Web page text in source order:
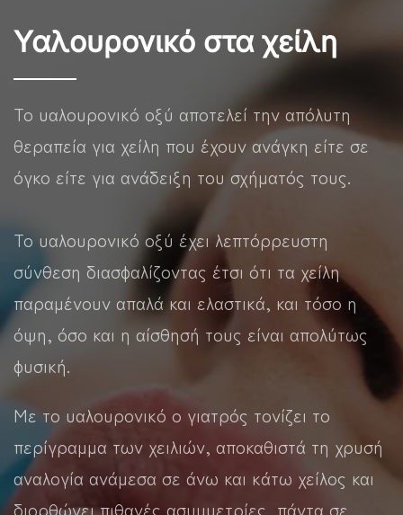
Υαλουρονικό στα χείλη
Το υαλουρονικό οξύ αποτελεί την απόλυτη
θεραπεία για χείλη που έχουν ανάγκη είτε σε
όγκο είτε για ανάδειξη του σχήματός τους.
Το υαλουρονικό οξύ έχει λεπτόρρευστη
σύνθεση διασφαλίζοντας έτσι ότι τα χείλη
παραμένουν απαλά και ελαστικά, και τόσο η
όψη, όσο και η αίσθησή τους είναι απολύτως
φυσική.
Με το υαλουρονικό ο γιατρός τονίζει το
περίγραμμα των χειλιών, αποκαθιστά τη χρυσή
αναλογία ανάμεσα σε άνω και κάτω χείλος και
διορθώνει πιθανές ασυμμετρίες, πάντα σε